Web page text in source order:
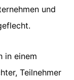
und
in einem
Teilnehmer